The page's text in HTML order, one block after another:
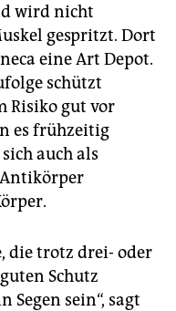
wird nicht
gespritzt. Dort
eine Art Depot.
schützt
Risiko gut vor
es frühzeitig
auch als
die trotz drei- oder
Schutz
Segen sein“, sagt